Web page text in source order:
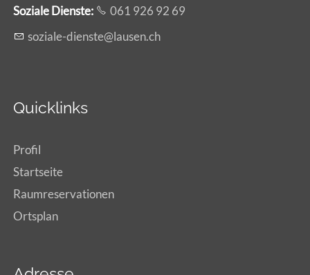
Soziale Dienste:
061 926 92 69
s z l -d nst l s nch
Quicklinks
Profil
Startseite
Raumreservationen
Ortsplan